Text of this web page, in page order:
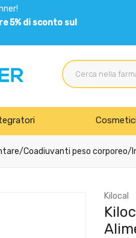
5% di sconto sul
/Coadiuvanti peso corporeo/
Kilocal